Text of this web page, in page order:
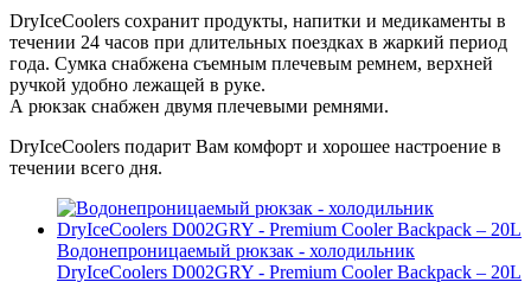
DryIceCoolers сохранит продукты, напитки и медикаменты в
течении 24 часов при длительных поездках в жаркий период
года. Сумка снабжена съемным плечевым ремнем, верхней
ручкой удобно лежащей в руке.
А рюкзак снабжен двумя плечевыми ремнями.
DryIceCoolers подарит Вам комфорт и хорошее настроение в
течении всего дня.
Водонепроницаемый рюкзак - холодильник
DryIceCoolers D002GRY - Premium Cooler Backpack – 20L